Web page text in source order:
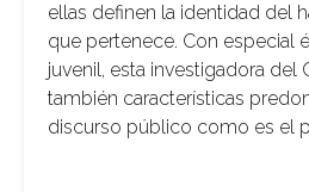
ellas definen la identidad del
que pertenece. Con especial
juvenil, esta investigadora del
también características
discurso público como es el